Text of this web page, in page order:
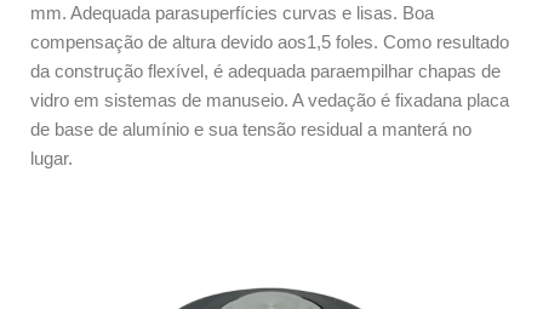
mm. Adequada parasuperfícies curvas e lisas. Boa
compensação de altura devido aos1,5 foles. Como resultado
da construção flexível, é adequada paraempilhar chapas de
vidro em sistemas de manuseio. A vedação é fixadana placa
de base de alumínio e sua tensão residual a manterá no
lugar.